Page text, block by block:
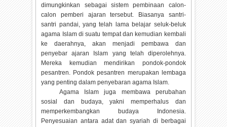
dimungkinkan sebagai sistem pembinaan calon-
calon pemberi ajaran tersebut. Biasanya santri-
santri pandai, yang telah lama belajar seluk-beluk
agama Islam di suatu tempat dan kemudian kembali
ke daerahnya, akan menjadi pembawa dan
penyebar ajaran Islam yang telah diperolehnya.
Mereka kemudian mendirikan pondok-pondok
pesantren. Pondok pesantren merupakan lembaga
yang penting dalam penyebaran agama Islam.
Agama Islam juga membawa perubahan
sosial dan budaya, yakni memperhalus dan
memperkembangkan budaya Indonesia.
Penyesuaian antara adat dan syariah di berbagai